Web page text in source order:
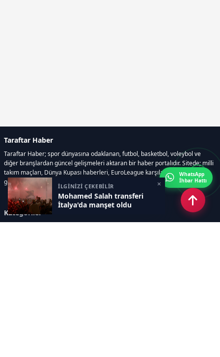
İLGİNİZİ ÇEKEBİLİR
Mohamed Salah transferi
İtalya'da manşet oldu
×
Taraftar Haber
Taraftar Haber; spor dünyasına odaklanan, futbol, basketbol, voleybol ve
diğer branşlardan güncel gelişmeleri aktaran bir haber portalıdır. Sitede; milli
takım maçları, Dünya Kupası haberleri, EuroLeague karşılaşmaları, transfer
gelişmeleri, sporcuların biyografileri, anketler yer almaktadır.
Kategoriler
WhatsApp
İhbar Hattı